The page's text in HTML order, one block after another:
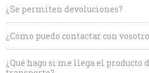
¿Se permiten devoluciones?
¿Cómo puedo contactar con
¿Qué hago si me llega el producto